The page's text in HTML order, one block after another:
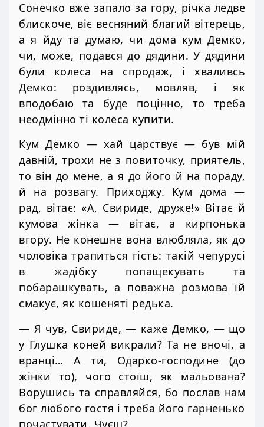
Сонечко вже запало за гору, річка ледве
блискоче, віє весняний благий вітерець,
а я йду та думаю, чи дома кум Демко,
чи, може, подався до дядини. У дядини
були колеса на спродаж, і хваливсь
Демко: роздивлясь, мовляв, і як
вподобаю та буде поцінно, то треба
неодмінно ті колеса купити.
Кум Демко — хай царствує — був мій
давній, трохи не з повиточку, приятель,
то він до мене, а я до його й на пораду,
й на розвагу. Приходжу. Кум дома —
рад, вітає: «А, Свириде, друже!» Вітає й
кумова жінка — вітає, а кирпонька
вгору. Не конешне вона влюбляла, як до
чоловіка трапиться гість: такій чепурусі
в жадібку попащекувать та
побарашкувать, а поважна розмова їй
смакує, як кошеняті редька.
— Я чув, Свириде, — каже Демко, — що
у Глушка коней викрали? Та не вночі, а
вранці… А ти, Одарко-господине (до
жінки то), чого стоїш, як мальована?
Ворушись та справляйся, бо послав нам
бог любого гостя і треба його гарненько
почастувати. Чуєш?